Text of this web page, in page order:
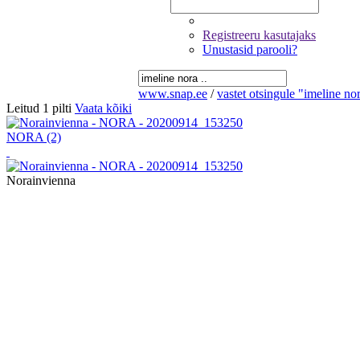
Registreeru kasutajaks
Unustasid parooli?
www.snap.ee / vastet otsingule "imeline
Leitud 1 pilti Vaata kõiki
NORA (2)
Norainvienna